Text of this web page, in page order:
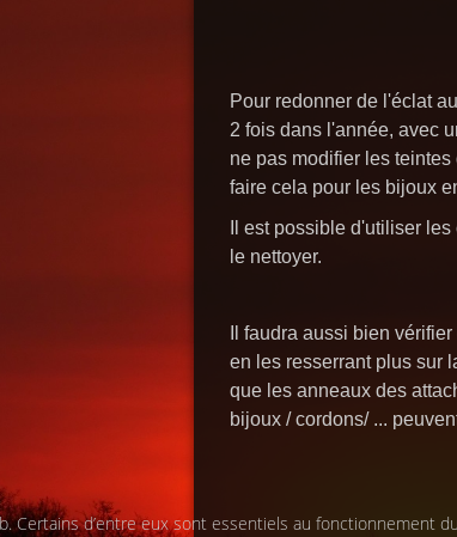
Pour redonner de l'éclat
2 fois dans l'année, avec
ne pas modifier les
faire cela pour les bijoux
Il est possible d'utiliser
le nettoyer.
Il faudra aussi bien
en les resserrant plus sur
que les anneaux des
bijoux / cordons/ ...
Certains d’entre eux sont essentiels au fonctionnement